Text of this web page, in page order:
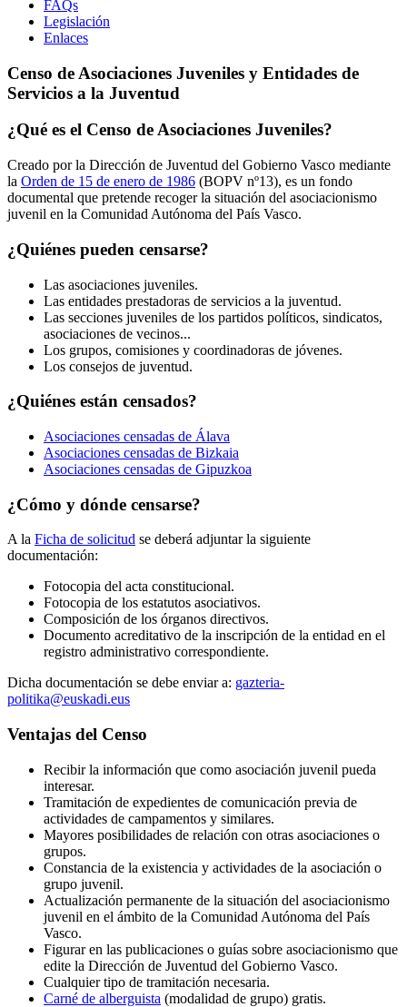
FAQs
Legislación
Enlaces
Censo de Asociaciones Juveniles y Entidades de
Servicios a la Juventud
¿Qué es el Censo de Asociaciones Juveniles?
Creado por la Dirección de Juventud del Gobierno Vasco mediante
la Orden de 15 de enero de 1986 (BOPV nº13), es un fondo
documental que pretende recoger la situación del asociacionismo
juvenil en la Comunidad Autónoma del País Vasco.
¿Quiénes pueden censarse?
Las asociaciones juveniles.
Las entidades prestadoras de servicios a la juventud.
Las secciones juveniles de los partidos políticos, sindicatos,
asociaciones de vecinos...
Los grupos, comisiones y coordinadoras de jóvenes.
Los consejos de juventud.
¿Quiénes están censados?
Asociaciones censadas de Álava
Asociaciones censadas de Bizkaia
Asociaciones censadas de Gipuzkoa
¿Cómo y dónde censarse?
A la Ficha de solicitud se deberá adjuntar la siguiente
documentación:
Fotocopia del acta constitucional.
Fotocopia de los estatutos asociativos.
Composición de los órganos directivos.
Documento acreditativo de la inscripción de la entidad en el
registro administrativo correspondiente.
Dicha documentación se debe enviar a: gazteria-
politika@euskadi.eus
Ventajas del Censo
Recibir la información que como asociación juvenil pueda
interesar.
Tramitación de expedientes de comunicación previa de
actividades de campamentos y similares.
Mayores posibilidades de relación con otras asociaciones o
grupos.
Constancia de la existencia y actividades de la asociación o
grupo juvenil.
Actualización permanente de la situación del asociacionismo
juvenil en el ámbito de la Comunidad Autónoma del País
Vasco.
Figurar en las publicaciones o guías sobre asociacionismo que
edite la Dirección de Juventud del Gobierno Vasco.
Cualquier tipo de tramitación necesaria.
Carné de alberguista (modalidad de grupo) gratis.